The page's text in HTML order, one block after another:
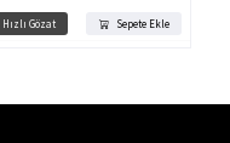
Hızlı Gözat Sepete Ekle